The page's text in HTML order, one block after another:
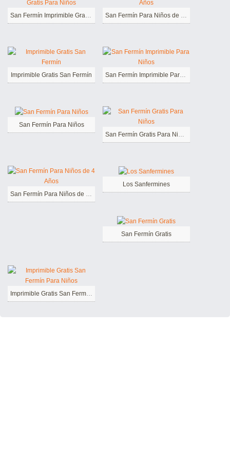
San Fermín Imprimible Gratis Para Niños San Fermín Para Niños de 3 Años
Imprimible Gratis San Fermín San Fermín Imprimible Para Niños
San Fermín Para Niños
San Fermín Gratis Para Niños
San Fermín Para Niños de 4 Años
Los Sanfermines
San Fermín Gratis